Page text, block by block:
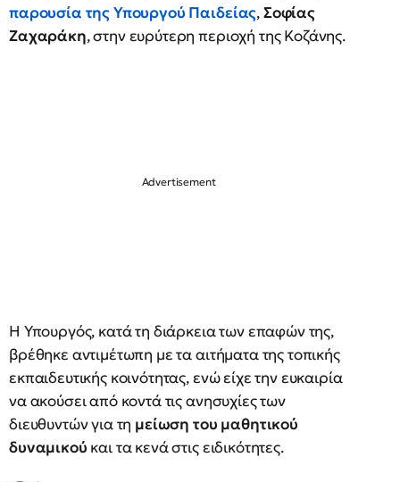
παρουσία της Υπουργού Παιδείας,Σοφίας
Ζαχαράκη, στην ευρύτερη περιοχή της Κοζάνης.
Η Υπουργός, κατά τη διάρκεια των επαφών της,
βρέθηκε αντιμέτωπη με τα αιτήματα της τοπικής
εκπαιδευτικής κοινότητας, ενώ είχε την ευκαιρία
να ακούσει από κοντά τις ανησυχίες των
διευθυντών για τη μείωση του μαθητικού
δυναμικού και τα κενά στις ειδικότητες.